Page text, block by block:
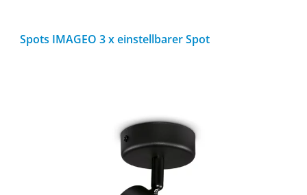
Spots IMAGEO 3 x einstellbarer Spot